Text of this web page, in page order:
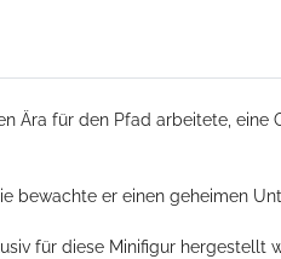
Ära für den Pfad arbeitete, eine
bewachte er einen geheimen
für diese Minifigur hergestellt